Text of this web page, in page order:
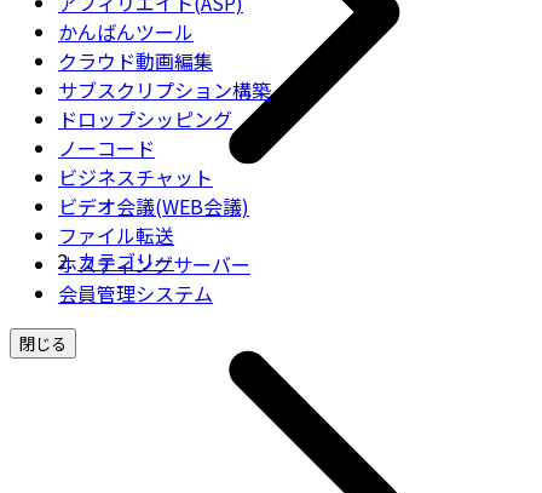
かんばんツール
クラウド動画編集
サブスクリプション構築
ドロップシッピング
ノーコード
ビジネスチャット
ビデオ会議(WEB会議)
ファイル転送
ホスティングサーバー
会員管理システム
閉じる
カテゴリー